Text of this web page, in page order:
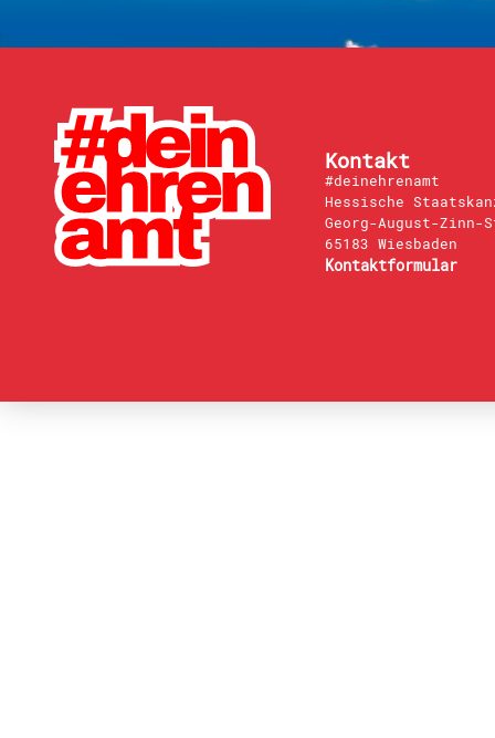
Kontakt
#deinehrenamt
Hessische
Georg-August-Zinn-
65183 Wiesbaden
Kontaktformular